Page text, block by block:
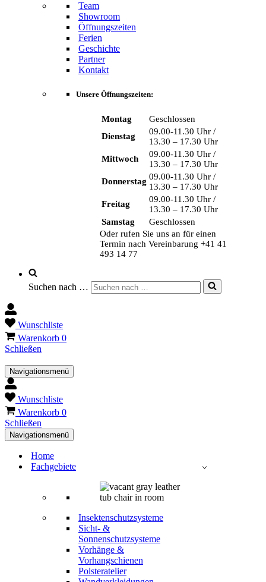
Team
Showroom
Öffnungszeiten
Ferien
Geschichte
Partner
Kontakt
Unsere Öffnungszeiten:
Montag
Geschlossen
Dienstag
09.00-11.30 Uhr /
13.30 – 17.30 Uhr
Mittwoch
09.00-11.30 Uhr /
13.30 – 17.30 Uhr
Donnerstag 09.00-11.30 Uhr /
13.30 – 17.30 Uhr
Freitag
09.00-11.30 Uhr /
13.30 – 17.30 Uhr
Samstag
Geschlossen
Oder rufen Sie uns an für einen
Termin nach Vereinbarung +41 41
493 14 77
Suchen nach …
Wunschliste
Warenkorb 0
Schließen
Navigationsmenü
Wunschliste
Warenkorb 0
Schließen
Navigationsmenü
Home
Fachgebiete
Insektenschutzsysteme
Sicht- &
Sonnenschutzsysteme
Vorhänge &
Vorhangschienen
Polsteratelier